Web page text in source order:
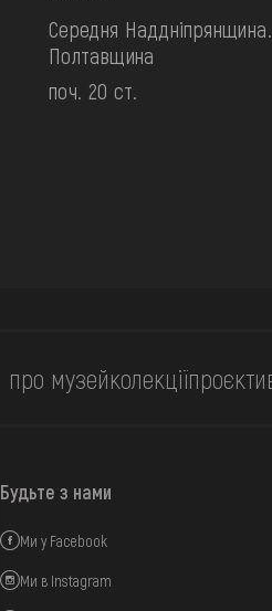
Середня Наддніпрянщина.
Полтавщина
поч. 20 ст.
про музейколекціїпроєкти
Будьте з нами
Ми у Facebook
Ми в Instagram